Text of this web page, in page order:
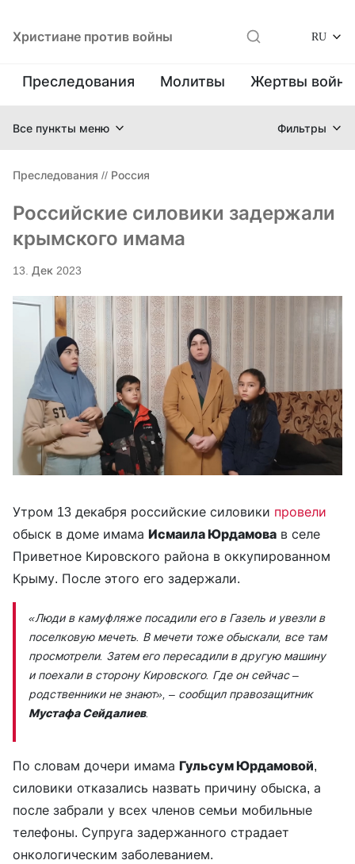
Христиане против войны RU
Преследования Молитвы Жертвы
Все пункты меню Фильтры
Преследования // Россия
Российские силовики задержали
крымского имама
13. Дек 2023
Утром 13 декабря российские силовики провели
обыск в доме имама Исмаила Юрдамова в селе
Приветное Кировского района в оккупированном
Крыму. После этого его задержали.
«Люди в камуфляже посадили его в Газель и увезли в
поселковую мечеть. В мечети тоже обыскали, все там
просмотрели. Затем его пересадили в другую машину
и поехали в сторону Кировского. Где он сейчас –
родственники не знают», – сообщил правозащитник
Мустафа Сейдалиев.
По словам дочери имама Гульсум Юрдамовой,
силовики отказались назвать причину обыска, а
после забрали у всех членов семьи мобильные
телефоны. Супруга задержанного страдает
онкологическим заболеванием.